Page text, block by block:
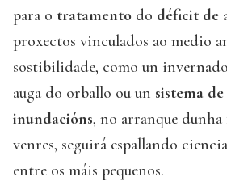
para o tratamento do déficit de
proxectos vinculados ao medio
sostibilidade, como un
auga do orballo ou un sistema
inundacións, no arranque dunha
venres, seguirá espallando
entre os máis pequenos.